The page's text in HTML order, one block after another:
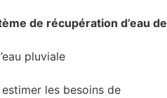
de récupération d’eau de
pluviale
les besoins de